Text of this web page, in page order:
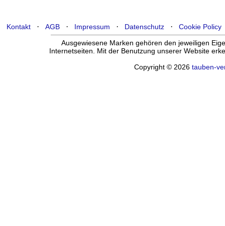
Kontakt· AGB· Impressum · Datenschutz· Cookie Policy
Ausgewiesene Marken gehören den jeweiligen
Internetseiten. Mit der Benutzung unserer Website
Copyright © 2026 tauben-